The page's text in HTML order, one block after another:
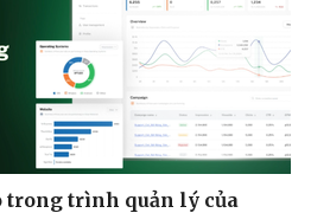
trong trình quản lý của